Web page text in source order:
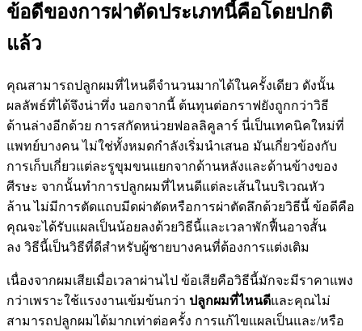
ข้อดีของการผ่าตัดประเภทนี้คือโดยปกติ
แล้ว
คุณสามารถปลูกผมที่ไหนดีจำนวนมากได้ในครั้งเดียว ดังนั้น
ผลลัพธ์ที่ได้จึงน่าทึ่ง นอกจากนี้ ต้นทุนต่อกราฟยังถูกกว่าวิธี
ด้านล่างอีกด้วย การสกัดหน่วยฟอลลิคูลาร์ นี่เป็นเทคนิคใหม่ที่
แพทย์บางคน ไม่ใช่ทั้งหมดกำลังเริ่มนำเสนอ มันเกี่ยวข้องกับ
การเก็บเกี่ยวแต่ละรูขุมขนแยกจากด้านหลังและด้านข้างของ
ศีรษะ จากนั้นทำการปลูกผมที่ไหนดีแต่ละเส้นในบริเวณหัว
ล้าน ไม่มีการตัดแถบมีดผ่าตัดหรือการผ่าตัดลึกด้วยวิธีนี้ ข้อดีคือ
คุณจะได้รับแผลเป็นน้อยลงด้วยวิธีนี้และเวลาพักฟื้นอาจสั้น
ลง วิธีนี้เป็นวิธีที่ดีสำหรับผู้ชายบางคนที่ต้องการแต่งเติม
เนื่องจากผมเสียเมื่อเวลาผ่านไป ข้อเสียคือวิธีนี้มักจะมีราคาแพง
กว่าเพราะใช้แรงงานเข้มข้นกว่า ปลูกผมที่ไหนดีและคุณไม่
สามารถปลูกผมได้มากเท่าต่อครั้ง การแก้ไขแผลเป็นและ/หรือ